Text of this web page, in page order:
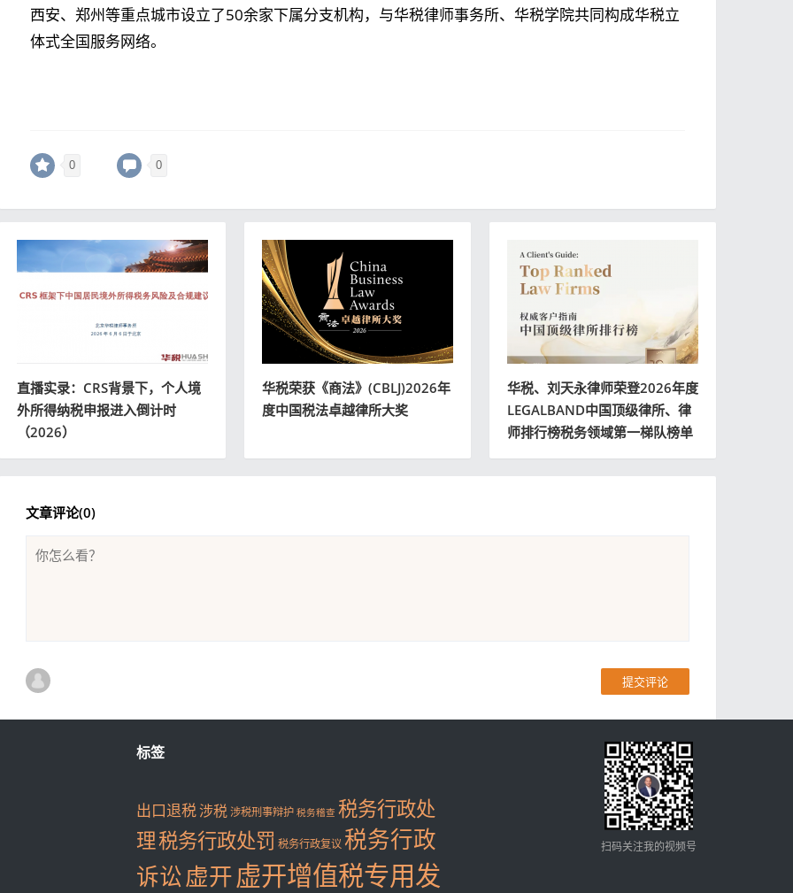
西安、郑州等重点城市设立了50余家下属分支机构，与华税律师事务所、华税学院共同构成华税立
体式全国服务网络。
0 0
直播实录：CRS背景下，个人境
外所得纳税申报进入倒计时
（2026）
华税荣获《商法》(CBLJ)2026年
度中国税法卓越律所大奖
华税、刘天永律师荣登2026年度
LEGALBAND中国顶级律所、律
师排行榜税务领域第一梯队榜单
文章评论(0)
提交评论
标签
出口退税涉税涉税刑事辩护 税务稽查 税务行政处
理税务行政处罚 税务行政复议 税务行政
诉讼虚开虚开增值税专用发
扫码关注我的视频号